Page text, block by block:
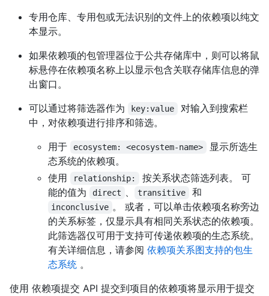
专用仓库、专用包或无法识别的文件上的依赖项以纯文
本显示。
如果依赖项的包管理器位于公共存储库中，则可以将鼠
标悬停在依赖项名称上以显示包含关联存储库信息的弹
出窗口。
可以通过将筛选器作为
key:value
对输入到搜索栏
中，对依赖项进行排序和筛选。
用于
ecosystem: <ecosystem-name>
显示所选生
态系统的依赖项。
使用
relationship:
按关系状态筛选列表。 可
能的值为
direct 、 transitive 和
inconclusive 。 或者，可以单击依赖项名称旁边
的关系标签，仅显示具有相同关系状态的依赖项。
此筛选器仅可用于支持可传递依赖项的生态系统。
有关详细信息，请参阅 依赖项关系图支持的包生
态系统 。
使用 依赖项提交 API 提交到项目的依赖项将显示用于提交